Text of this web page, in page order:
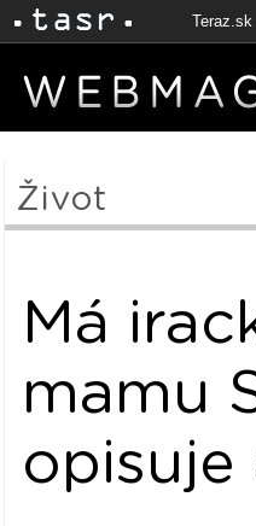
Teraz.sk
Život
Má
mamu
opisuje